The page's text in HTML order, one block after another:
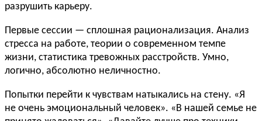
разрушить карьеру.
Первые сессии — сплошная рационализация. Анализ
стресса на работе, теории о современном темпе
жизни, статистика тревожных расстройств. Умно,
логично, абсолютно неличностно.
Попытки перейти к чувствам натыкались на стену. «Я
не очень эмоциональный человек». «В нашей семье не